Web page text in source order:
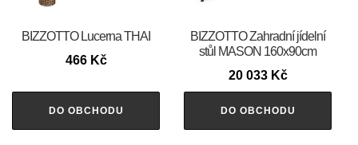
BIZZOTTO Lucerna THAI
466 Kč
DO OBCHODU
BIZZOTTO Zahradní jídelní
stůl MASON 160x90cm
20 033 Kč
DO OBCHODU